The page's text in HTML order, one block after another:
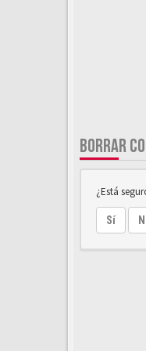
BORRAR
¿Está
Sí